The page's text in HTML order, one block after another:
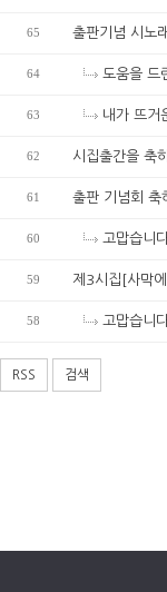
65 출판기념 시노
64 도움을 드
63 내가 뜨거
62 시집출간을 축
61 출판 기념회 축
60 고맙습니
59 제3시집[사막
58 고맙습니
RSS 검색